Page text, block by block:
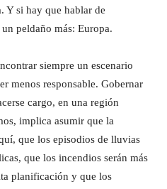
Y si hay que hablar de
peldaño más: Europa.
siempre un escenario
menos responsable. Gobernar
cargo, en una región
implica asumir que la
que los episodios de lluvias
que los incendios serán más
planificación y que los